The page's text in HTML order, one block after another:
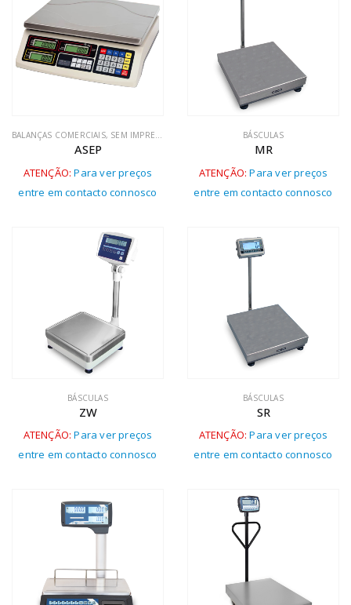
BALANÇAS COMERCIAIS, SEM IMPRESSORA
ASEP
ATENÇÃO: Para ver preços
entre em contacto connosco
BÁSCULAS
MR
ATENÇÃO: Para ver preços
entre em contacto connosco
BÁSCULAS
ZW
ATENÇÃO: Para ver preços
entre em contacto connosco
BÁSCULAS
SR
ATENÇÃO: Para ver preços
entre em contacto connosco